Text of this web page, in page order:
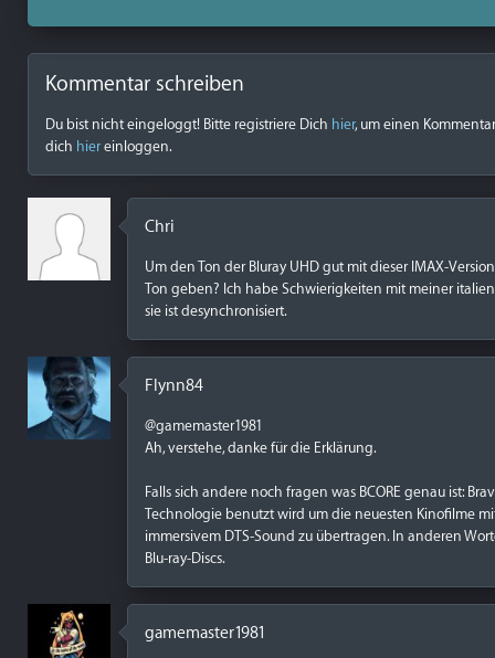
Kommentar schreiben
Du bist nicht eingeloggt! Bitte registriere Dich hier, um einen
dich hiereinloggen.
Chri
Um den Ton der Bluray UHD gut mit dieser IMAX-
Ton geben? Ich habe Schwierigkeiten mit meiner
sie ist desynchronisiert.
Flynn84
@gamemaster1981
Ah, verstehe, danke für die Erklärung.
Falls sich andere noch fragen was BCORE genau ist:
Technologie benutzt wird um die neuesten Kinofilme
immersivem DTS-Sound zu übertragen. In anderen
Blu-ray-Discs.
gamemaster1981